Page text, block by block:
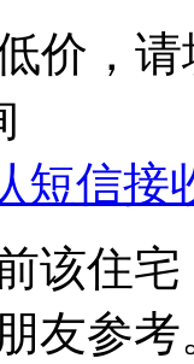
价 ，
短信接
该住
友参